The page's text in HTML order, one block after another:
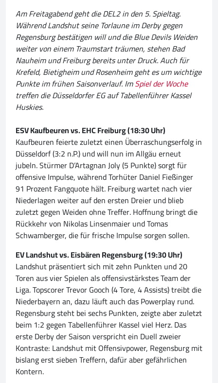
Am Freitagabend geht die DEL2 in den 5. Spieltag.
Während Landshut seine Torlaune im Derby gegen
Regensburg bestätigen will und die Blue Devils Weiden
weiter von einem Traumstart träumen, stehen Bad
Nauheim und Freiburg bereits unter Druck. Auch für
Krefeld, Bietigheim und Rosenheim geht es um wichtige
Punkte im frühen Saisonverlauf. ImSpiel der Woche
treffen die Düsseldorfer EG auf Tabellenführer Kassel
Huskies.
ESV Kaufbeuren vs. EHC Freiburg (18:30 Uhr)
Kaufbeuren feierte zuletzt einen Überraschungserfolg in
Düsseldorf (3:2 n.P.) und will nun im Allgäu erneut
jubeln. Stürmer D’Artagnan Joly (5 Punkte) sorgt für
offensive Impulse, während Torhüter Daniel Fießinger
91 Prozent Fangquote hält. Freiburg wartet nach vier
Niederlagen weiter auf den ersten Dreier und blieb
zuletzt gegen Weiden ohne Treffer. Hoffnung bringt die
Rückkehr von Nikolas Linsenmaier und Tomas
Schwamberger, die für frische Impulse sorgen sollen.
EV Landshut vs. Eisbären Regensburg (19:30 Uhr)
Landshut präsentiert sich mit zehn Punkten und 20
Toren aus vier Spielen als offensivstärkstes Team der
Liga. Topscorer Trevor Gooch (4 Tore, 4 Assists) treibt die
Niederbayern an, dazu läuft auch das Powerplay rund.
Regensburg steht bei sechs Punkten, zeigte aber zuletzt
beim 1:2 gegen Tabellenführer Kassel viel Herz. Das
erste Derby der Saison verspricht ein Duell zweier
Kontraste: Landshut mit Offensivpower, Regensburg mit
bislang erst sieben Treffern, dafür aber gefährlichen
Kontern.